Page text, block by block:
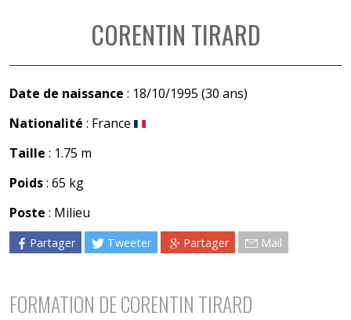
CORENTIN TIRARD
Date de naissance : 18/10/1995 (30 ans)
Nationalité : France
Taille : 1.75 m
Poids: 65 kg
Poste : Milieu
Partager Tweeter Partager Mail
FORMATION DE CORENTIN TIRARD